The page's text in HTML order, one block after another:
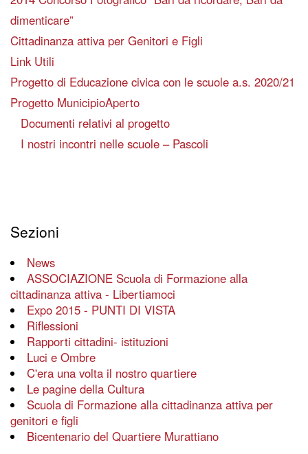
dimenticare”
Cittadinanza attiva per Genitori e Figli
Link Utili
Progetto di Educazione civica con le scuole a.s. 2020/21
Progetto MunicipioAperto
Documenti relativi al progetto
I nostri incontri nelle scuole – Pascoli
Sezioni
News
ASSOCIAZIONE Scuola di Formazione alla
cittadinanza attiva - Libertiamoci
Expo 2015 - PUNTI DI VISTA
Riflessioni
Rapporti cittadini- istituzioni
Luci e Ombre
C'era una volta il nostro quartiere
Le pagine della Cultura
Scuola di Formazione alla cittadinanza attiva per
genitori e figli
Bicentenario del Quartiere Murattiano